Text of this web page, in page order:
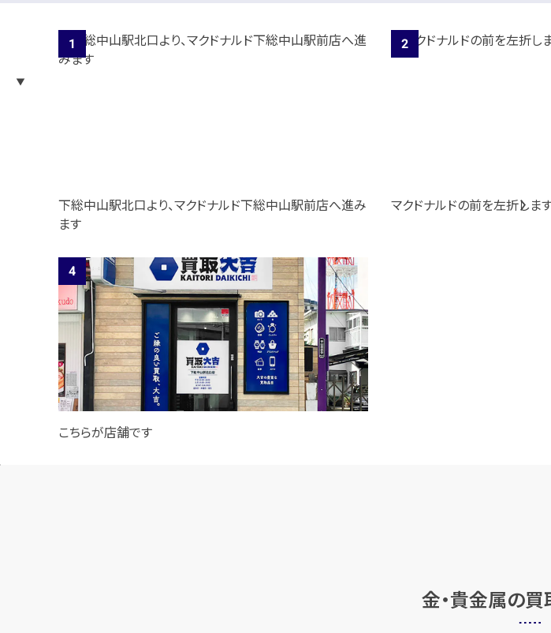
下総中山駅北口より、マクドナルド下総中山駅前店へ進み
ます
マクドナルドの前を左折しま
こちらが店舗です
金・貴金属の買